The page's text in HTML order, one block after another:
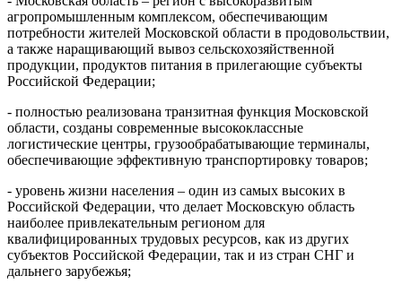
агропромышленным комплексом, обеспечивающим
потребности жителей Московской области в продовольствии,
а также наращивающий вывоз сельскохозяйственной
продукции, продуктов питания в прилегающие субъекты
Российской Федерации;
- полностью реализована транзитная функция Московской
области, созданы современные высококлассные
логистические центры, грузообрабатывающие терминалы,
обеспечивающие эффективную транспортировку товаров;
- уровень жизни населения – один из самых высоких в
Российской Федерации, что делает Московскую область
наиболее привлекательным регионом для
квалифицированных трудовых ресурсов, как из других
субъектов Российской Федерации, так и из стран СНГ и
дальнего зарубежья;